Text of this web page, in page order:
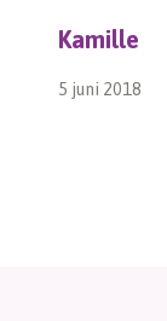
Kamille
5 juni 2018